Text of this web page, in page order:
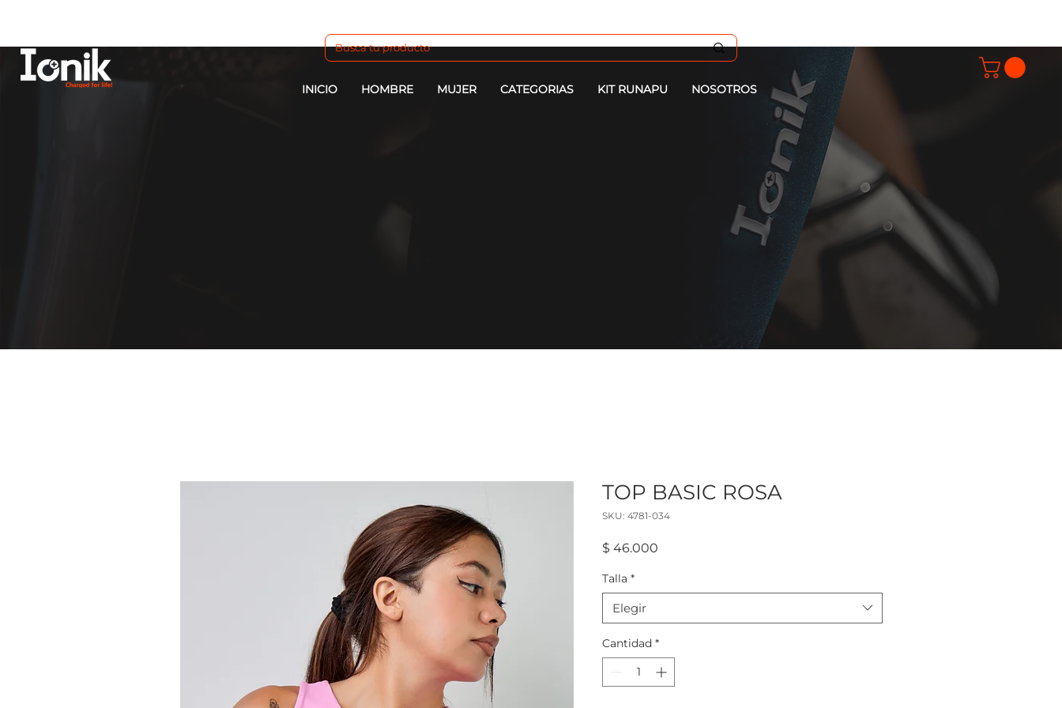
INICIO HOMBRE MUJER CATEGORIAS KIT RUNAPU NOSOTROS
TOP BASIC ROSA
SKU: 4781-034
$ 46.000
Talla *
Elegir
Cantidad *